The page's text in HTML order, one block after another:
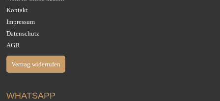
Kontakt
Impressum
Datenschutz
AGB
Vertrag widerrufen
WHATSAPP